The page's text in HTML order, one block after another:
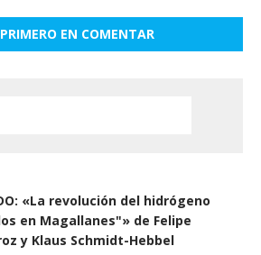
EN COMENTAR
«La revolución del hidrógeno
en Magallanes"» de Felipe
y Klaus Schmidt-Hebbel